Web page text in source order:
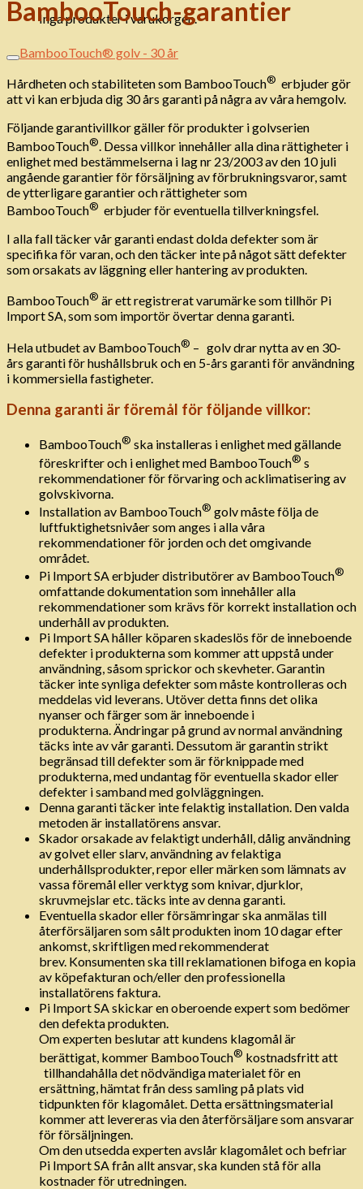
Inga produkter i varukorgen.
BambooTouch-garantier
BambooTouch® golv - 30 år
Hårdheten och stabiliteten som BambooTouch® erbjuder gör
att vi kan erbjuda dig 30 års garanti på några av våra hemgolv.
Följande garantivillkor gäller för produkter i golvserien
BambooTouch® . Dessa villkor innehåller alla dina rättigheter i
enlighet med bestämmelserna i lag nr 23/2003 av den 10 juli
angående garantier för försäljning av förbrukningsvaror, samt
de ytterligare garantier och rättigheter som
BambooTouch® erbjuder för eventuella tillverkningsfel.
I alla fall täcker vår garanti endast dolda defekter som är
specifika för varan, och den täcker inte på något sätt defekter
som orsakats av läggning eller hantering av produkten.
BambooTouch® är ett registrerat varumärke som tillhör Pi
Import SA, som som importör övertar denna garanti.
Hela utbudet av BambooTouch® – golv drar nytta av en 30-
års garanti för hushållsbruk och en 5-års garanti för användning
i kommersiella fastigheter.
Denna garanti är föremål för följande villkor:
BambooTouch® ska installeras i enlighet med gällande
föreskrifter och i enlighet med BambooTouch® s
rekommendationer för förvaring och acklimatisering av
golvskivorna.
Installation av BambooTouch® golv måste följa de
luftfuktighetsnivåer som anges i alla våra
rekommendationer för jorden och det omgivande
området.
Pi Import SA erbjuder distributörer av BambooTouch®
omfattande dokumentation som innehåller alla
rekommendationer som krävs för korrekt installation och
underhåll av produkten.
Pi Import SA håller köparen skadeslös för de inneboende
defekter i produkterna som kommer att uppstå under
användning, såsom sprickor och skevheter. Garantin
täcker inte synliga defekter som måste kontrolleras och
meddelas vid leverans. Utöver detta finns det olika
nyanser och färger som är inneboende i
produkterna. Ändringar på grund av normal användning
täcks inte av vår garanti. Dessutom är garantin strikt
begränsad till defekter som är förknippade med
produkterna, med undantag för eventuella skador eller
defekter i samband med golvläggningen.
Denna garanti täcker inte felaktig installation. Den valda
metoden är installatörens ansvar.
Skador orsakade av felaktigt underhåll, dålig användning
av golvet eller slarv, användning av felaktiga
underhållsprodukter, repor eller märken som lämnats av
vassa föremål eller verktyg som knivar, djurklor,
skruvmejslar etc. täcks inte av denna garanti.
Eventuella skador eller försämringar ska anmälas till
återförsäljaren som sålt produkten inom 10 dagar efter
ankomst, skriftligen med rekommenderat
brev. Konsumenten ska till reklamationen bifoga en kopia
av köpefakturan och/eller den professionella
installatörens faktura.
Pi Import SA skickar en oberoende expert som bedömer
den defekta produkten.
Om experten beslutar att kundens klagomål är
berättigat, kommer BambooTouch® kostnadsfritt att
tillhandahålla det nödvändiga materialet för en
ersättning, hämtat från dess samling på plats vid
tidpunkten för klagomålet. Detta ersättningsmaterial
kommer att levereras via den återförsäljare som ansvarar
för försäljningen.
Om den utsedda experten avslår klagomålet och befriar
Pi Import SA från allt ansvar, ska kunden stå för alla
kostnader för utredningen.